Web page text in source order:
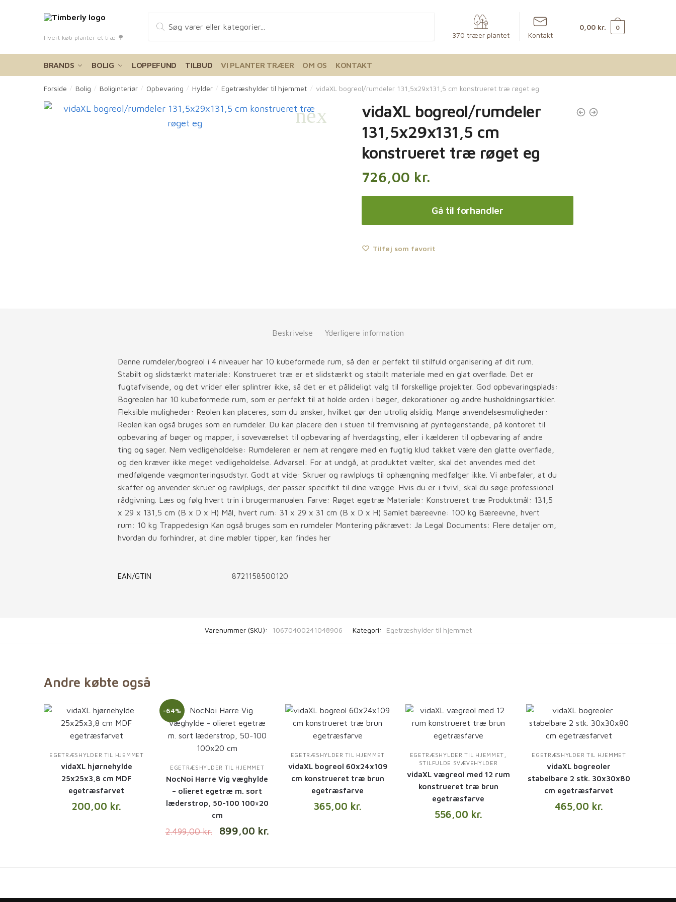
Hvert køb planter et træ 🌳
search
370 træer plantet Kontakt
0,00 kr. 0
BRANDS BOLIG LOPPEFUND TILBUD VI PLANTER TRÆER OM OS KONTAKT
Forside / Bolig / Boliginteriør / Opbevaring / Hylder / Egetræshylder til hjemmet / vidaXL bogreol/rumdeler 131,5x29x131,5 cm konstrueret træ røget eg
vidaXL bogreol/rumdeler
131,5x29x131,5 cm
konstrueret træ røget eg
726,00 kr.
Gå til forhandler
Tilføj som favorit
Beskrivelse Yderligere information
Denne rumdeler/bogreol i 4 niveauer har 10 kubeformede rum, så den er perfekt til stilfuld organisering af dit rum.
Stabilt og slidstærkt materiale: Konstrueret træ er et slidstærkt og stabilt materiale med en glat overflade. Det er
fugtafvisende, og det vrider eller splintrer ikke, så det er et pålideligt valg til forskellige projekter. God opbevaringsplads:
Bogreolen har 10 kubeformede rum, som er perfekt til at holde orden i bøger, dekorationer og andre husholdningsartikler.
Fleksible muligheder: Reolen kan placeres, som du ønsker, hvilket gør den utrolig alsidig. Mange anvendelsesmuligheder:
Reolen kan også bruges som en rumdeler. Du kan placere den i stuen til fremvisning af pyntegenstande, på kontoret til
opbevaring af bøger og mapper, i soveværelset til opbevaring af hverdagsting, eller i kælderen til opbevaring af andre
ting og sager. Nem vedligeholdelse: Rumdeleren er nem at rengøre med en fugtig klud takket være den glatte overflade,
og den kræver ikke meget vedligeholdelse. Advarsel: For at undgå, at produktet vælter, skal det anvendes med det
medfølgende vægmonteringsudstyr. Godt at vide: Skruer og rawlplugs til ophængning medfølger ikke. Vi anbefaler, at du
skaffer og anvender skruer og rawlplugs, der passer specifikt til dine vægge. Hvis du er i tvivl, skal du søge professionel
rådgivning. Læs og følg hvert trin i brugermanualen. Farve: Røget egetræ Materiale: Konstrueret træ Produktmål: 131,5
x 29 x 131,5 cm (B x D x H) Mål, hvert rum: 31 x 29 x 31 cm (B x D x H) Samlet bæreevne: 100 kg Bæreevne, hvert
rum: 10 kg Trappedesign Kan også bruges som en rumdeler Montering påkrævet: Ja Legal Documents: Flere detaljer om,
hvordan du forhindrer, at dine møbler tipper, kan findes her
EAN/GTIN 8721158500120
Varenummer (SKU): 10670400241048906 Kategori: Egetræshylder til hjemmet
Andre købte også
EGETRÆSHYLDER TIL HJEMMET
vidaXL hjørnehylde
25x25x3,8 cm MDF
egetræsfarvet
200,00 kr.
-64%
EGETRÆSHYLDER TIL HJEMMET
NocNoi Harre Vig væghylde
– olieret egetræ m. sort
læderstrop, 50-100 100×20
cm
2.499,00kr. 899,00 kr.
EGETRÆSHYLDER TIL HJEMMET
vidaXL bogreol 60x24x109
cm konstrueret træ brun
egetræsfarve
365,00 kr.
EGETRÆSHYLDER TIL HJEMMET
STILFULDE SVÆVEHYLDER
vidaXL vægreol med 12 rum
konstrueret træ brun
egetræsfarve
556,00 kr.
EGETRÆSHYLDER TIL HJEMMET
vidaXL bogreoler
stabelbare 2 stk. 30x30x80
cm egetræsfarvet
465,00 kr.